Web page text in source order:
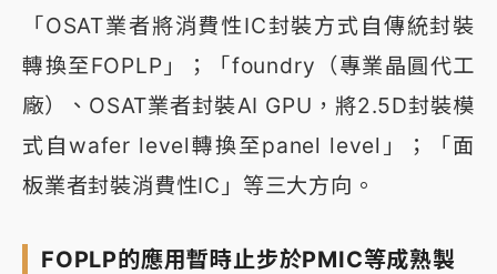
「OSAT業者將消費性IC封裝方式自傳統封裝
轉換至FOPLP」；「foundry（專業晶圓代工
廠）、OSAT業者封裝AI GPU，將2.5D封裝模
式自wafer level轉換至panel level」；「面
板業者封裝消費性IC」等三大方向。
FOPLP的應用暫時止步於PMIC等成熟製